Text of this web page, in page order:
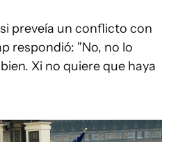
preveía un conflicto con
respondió: "No, no lo
Xi no quiere que haya